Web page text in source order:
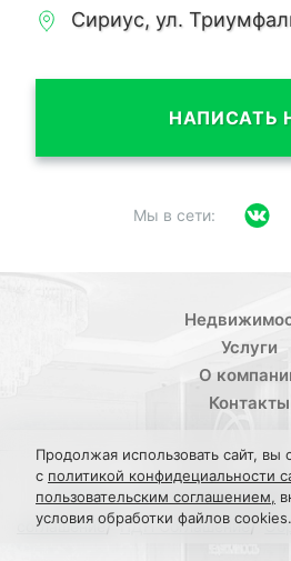
Сириус, ул.
НАПИСАТЬ
Мы в сети:
Услуги
О
Контакты
Политика конфиденциальности
соглашение/ПДН Соглашение/
Продолжая использовать сайт, вы
с политикой конфидециальности
пользовательским соглашением,
условия обработки файлов cookies.